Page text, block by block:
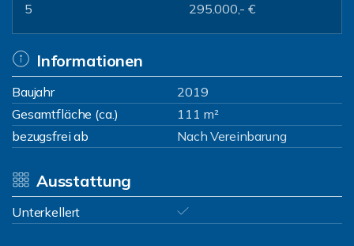
5
295.000,- €
Informationen
Baujahr
2019
Gesamtfläche (ca.)
111 m²
bezugsfrei ab
Nach Vereinbarung
Ausstattung
Unterkellert